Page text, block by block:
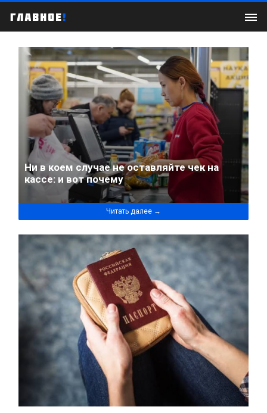
Ни в коем случае не оставляйте чек на
кассе: и вот почему
Читать далее →